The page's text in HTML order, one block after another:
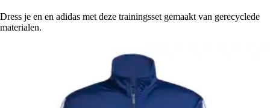
Dress je en en adidas met deze trainingsset gemaakt van gerecyclede
materialen.